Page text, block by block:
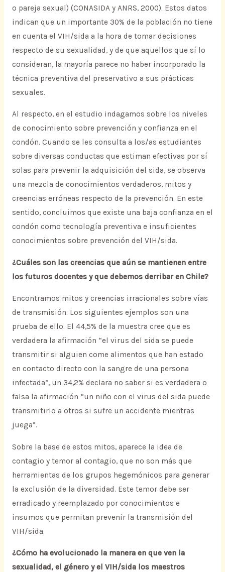
o pareja sexual) (CONASIDA y ANRS, 2000). Estos datos
indican que un importante 30% de la población no tiene
en cuenta el VIH/sida a la hora de tomar decisiones
respecto de su sexualidad, y de que aquellos que sí lo
consideran, la mayoría parece no haber incorporado la
técnica preventiva del preservativo a sus prácticas
sexuales.
Al respecto, en el estudio indagamos sobre los niveles
de conocimiento sobre prevención y confianza en el
condón. Cuando se les consulta a los/as estudiantes
sobre diversas conductas que estiman efectivas por sí
solas para prevenir la adquisición del sida, se observa
una mezcla de conocimientos verdaderos, mitos y
creencias erróneas respecto de la prevención. En este
sentido, concluimos que existe una baja confianza en el
condón como tecnología preventiva e insuficientes
conocimientos sobre prevención del VIH/sida.
¿Cuáles son las creencias que aún se mantienen entre
los futuros docentes y que debemos derribar en Chile?
Encontramos mitos y creencias irracionales sobre vías
de transmisión. Los siguientes ejemplos son una
prueba de ello. El 44,5% de la muestra cree que es
verdadera la afirmación “el virus del sida se puede
transmitir si alguien come alimentos que han estado
en contacto directo con la sangre de una persona
infectada”, un 34,2% declara no saber si es verdadera o
falsa la afirmación “un niño con el virus del sida puede
transmitirlo a otros si sufre un accidente mientras
juega”.
Sobre la base de estos mitos, aparece la idea de
contagio y temor al contagio, que no son más que
herramientas de los grupos hegemónicos para generar
la exclusión de la diversidad. Este temor debe ser
erradicado y reemplazado por conocimientos e
insumos que permitan prevenir la transmisión del
VIH/sida.
¿Cómo ha evolucionado la manera en que ven la
sexualidad, el género y el VIH/sida los maestros